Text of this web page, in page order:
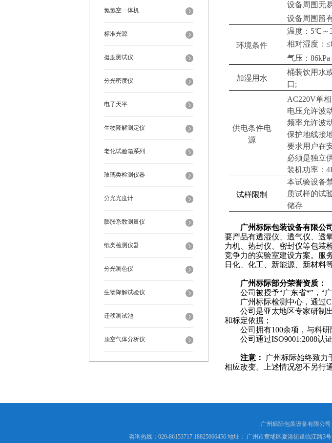
氮氢空一体机
标准光源
挺度测试仪
分光密度仪
电子天平
生物降解测定仪
老化试验箱系列
玻璃类检测仪器
分光光度计
膨胀系数测量仪
纸类检测仪器
分光测色仪
生物降解试验仪
迁移测试池
顶空气体分析仪
设备周围无
设备周围留
环境条件
温度：5℃～
相对湿度：
气压：86kPa
加湿用水
桶装饮用水
口;
供电条件电
源
AC220V单
电压允许波
频率允许波
保护地线接
要求用户在
必须是独立
装机功率：
试样限制
本试验设备
质试样的试
储存
广州标际包装设备有限公司
要产品有透湿仪、透气仪、透
力机、热封仪、密封仪等包装
竞争力的实验室建设方案。服
日化、化工、新能源、新材料
广州标际部分荣誉资质：
公司被授予“广东省*”，“
广州标际检测中心，通过
公司是亚太地区专家研制
和标定依据；
公司拥有100余项，与科
公司通过ISO9001:2008认
注意：
广州标际始终致力
相应改变。上述情况恕不另行
广州标际包装设备有限公
咨询热线：020-86153717 18825066456 地址： 广州市黄埔区夏港街道临江路3